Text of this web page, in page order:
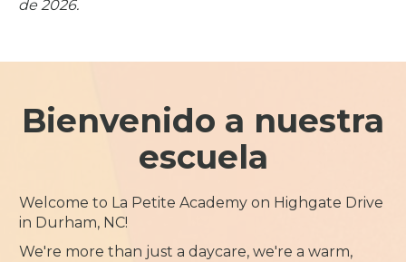
de 2026.
Bienvenido a nuestra
escuela
Welcome to La Petite Academy on Highgate Drive
in Durham, NC!
We're more than just a daycare, we're a warm,